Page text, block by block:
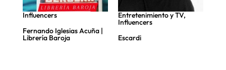
Influencers
Fernando Iglesias Acuña |
Librería Baroja
Entretenimiento y TV,
Influencers
Escardi